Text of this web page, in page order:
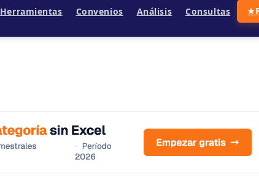
Herramientas Convenios Análisis Consultas ★